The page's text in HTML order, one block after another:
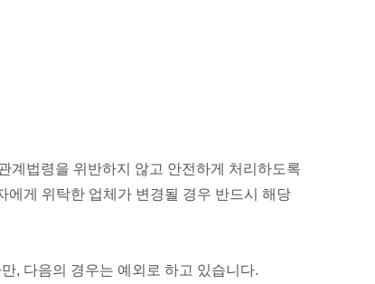
계법령을 위반하지 않고 안전하게 처리하도록
에게 위탁한 업체가 변경될 경우 반드시 해당
, 다음의 경우는 예외로 하고 있습니다.